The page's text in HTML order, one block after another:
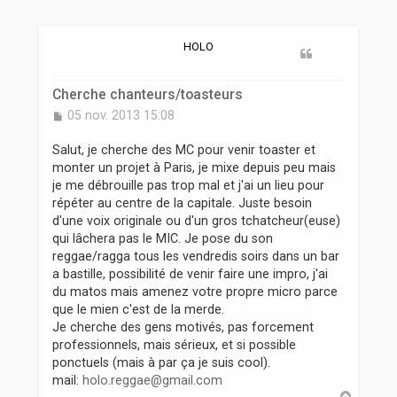
HOLO
Cherche chanteurs/toasteurs
M
s
a
g
e
05 nov. 2013 15:08
Salut, je cherche des MC pour venir toaster et
monter un projet à Paris, je mixe depuis peu mais
je me débrouille pas trop mal et j'ai un lieu pour
répéter au centre de la capitale. Juste besoin
d'une voix originale ou d'un gros tchatcheur(euse)
qui lâchera pas le MIC. Je pose du son
reggae/ragga tous les vendredis soirs dans un bar
a bastille, possibilité de venir faire une impro, j'ai
du matos mais amenez votre propre micro parce
que le mien c'est de la merde.
Je cherche des gens motivés, pas forcement
professionnels, mais sérieux, et si possible
ponctuels (mais à par ça je suis cool).
mail: holo.reggae@gmail.com